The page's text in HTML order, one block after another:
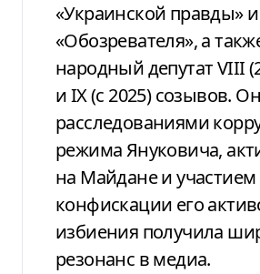
«Украинской правды» и
«Обозревателя», а
народный депутат VIII
и IX (с 2025) созывов.
расследованиями
режима Януковича,
на Майдане и участием
конфискации его
избиения получила
резонанс в медиа.